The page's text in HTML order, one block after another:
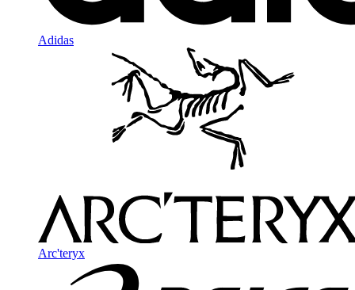
Adidas
Arc'teryx